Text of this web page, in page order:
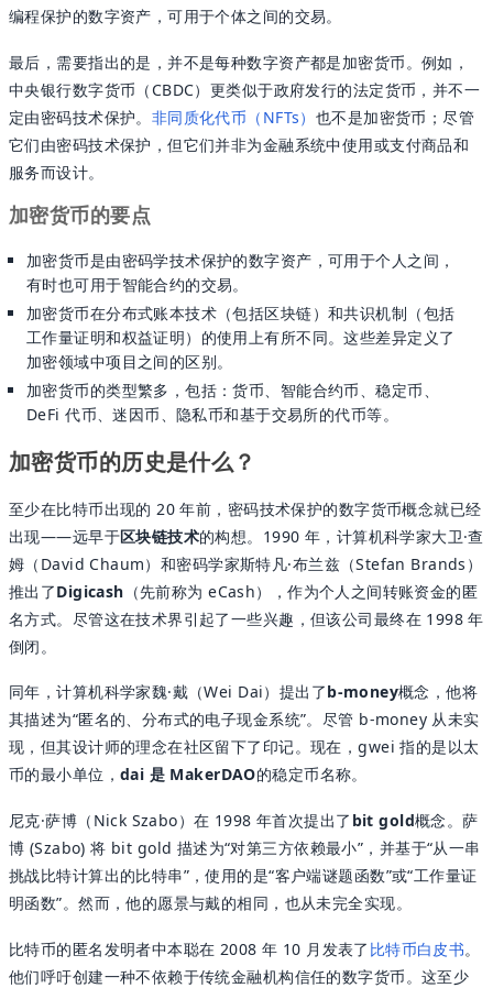
编程保护的数字资产，可用于个体之间的交易。
最后，需要指出的是，并不是每种数字资产都是加密货币。例如，
中央银行数字货币（CBDC）更类似于政府发行的法定货币，并不一
定由密码技术保护。 非同质化代币（NFTs） 也不是加密货币；尽管
它们由密码技术保护，但它们并非为金融系统中使用或支付商品和
服务而设计。
加密货币的要点
加密货币是由密码学技术保护的数字资产，可用于个人之间，
有时也可用于智能合约的交易。
加密货币在分布式账本技术（包括区块链）和共识机制（包括
工作量证明和权益证明）的使用上有所不同。这些差异定义了
加密领域中项目之间的区别。
加密货币的类型繁多，包括：货币、智能合约币、稳定币、
DeFi 代币、迷因币、隐私币和基于交易所的代币等。
加密货币的历史是什么？
至少在比特币出现的 20 年前，密码技术保护的数字货币概念就已经
出现——远早于区块链技术的构想。1990 年，计算机科学家大卫·查
姆（David Chaum）和密码学家斯特凡·布兰兹（Stefan Brands）
推出了Digicash （先前称为 eCash），作为个人之间转账资金的匿
名方式。尽管这在技术界引起了一些兴趣，但该公司最终在 1998 年
倒闭。
同年，计算机科学家魏·戴（Wei Dai）提出了b-money概念，他将
其描述为“匿名的、分布式的电子现金系统”。尽管 b-money 从未实
现，但其设计师的理念在社区留下了印记。现在，gwei 指的是以太
币的最小单位， dai 是 MakerDAO的稳定币名称。
尼克·萨博（Nick Szabo）在 1998 年首次提出了 bit gold概念。萨
博 (Szabo) 将 bit gold 描述为“对第三方依赖最小”，并基于“从一串
挑战比特计算出的比特串”，使用的是“客户端谜题函数”或“工作量证
明函数”。然而，他的愿景与戴的相同，也从未完全实现。
比特币的匿名发明者中本聪在 2008 年 10 月发表了 比特币白皮书。
他们呼吁创建一种不依赖于传统金融机构信任的数字货币。这至少